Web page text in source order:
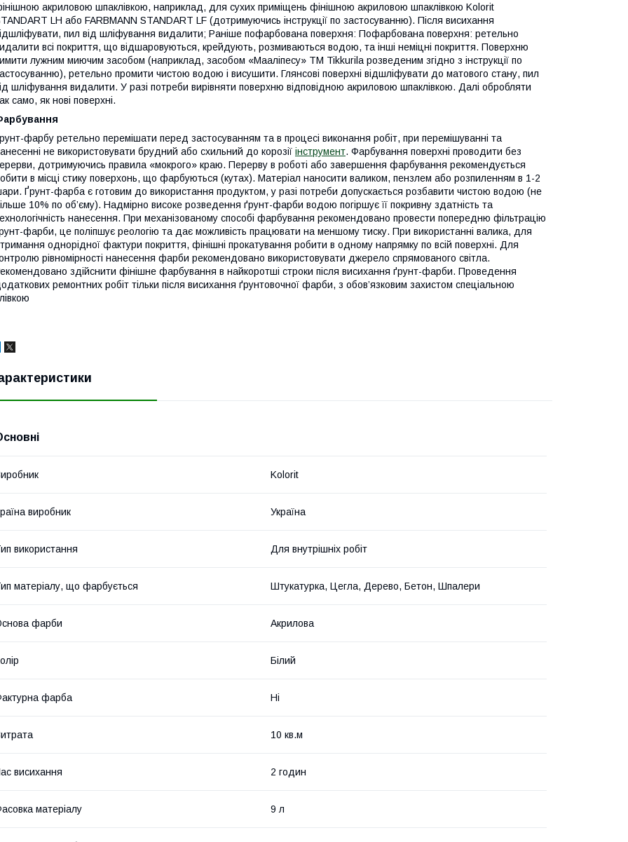
акриловою шпаклівкою, наприклад, для сухих приміщень фінішною акриловою шпаклівкою Kolorit
LH або FARBMANN STANDART LF (дотримуючись інструкції по застосуванню). Після висихання
пил від шліфування видалити; Раніше пофарбована поверхня: Пофарбована поверхня: ретельно
всі покриття, що відшаровуються, крейдують, розмиваються водою, та інші неміцні покриття. Поверхню
лужним миючим засобом (наприклад, засобом «Мааліпесу» ТМ Tikkurila розведеним згідно з інструкції по
ретельно промити чистою водою і висушити. Глянсові поверхні відшліфувати до матового стану, пил
шліфування видалити. У разі потреби вирівняти поверхню відповідною акриловою шпаклівкою. Далі обробляти
само, як нові поверхні.
фарбу ретельно перемішати перед застосуванням та в процесі виконання робіт, при перемішуванні та
не використовувати брудний або схильний до корозії інструмент. Фарбування поверхні проводити без
дотримуючись правила «мокрого» краю. Перерву в роботі або завершення фарбування рекомендується
в місці стику поверхонь, що фарбуються (кутах). Матеріал наносити валиком, пензлем або розпиленням в 1-2
Ґрунт-фарба є готовим до використання продуктом, у разі потреби допускається розбавити чистою водою (не
10% по об’єму). Надмірно високе розведення ґрунт-фарби водою погіршує її покривну здатність та
нанесення. При механізованому способі фарбування рекомендовано провести попередню фільтрацію
фарби, це поліпшує реологію та дає можливість працювати на меншому тиску. При використанні валика, для
однорідної фактури покриття, фінішні прокатування робити в одному напрямку по всій поверхні. Для
рівномірності нанесення фарби рекомендовано використовувати джерело спрямованого світла.
здійснити фінішне фарбування в найкоротші строки після висихання ґрунт-фарби. Проведення
ремонтних робіт тільки після висихання ґрунтовочної фарби, з обов’язковим захистом спеціальною
Kolorit
виробник Україна
використання Для внутрішніх робіт
матеріалу, що фарбується Штукатурка, Цегла, Дерево, Бетон, Шпалери
фарби Акрилова
Білий
фарба Ні
10 кв.м
висихання 2 годин
матеріалу 9 л